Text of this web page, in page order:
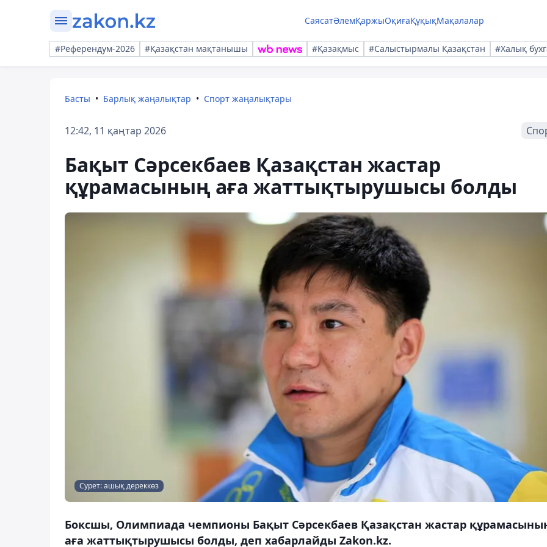
СаясатӘлемҚаржыОқиғаҚұқықМақалалар
#Референдум-2026 #Қазақстан мақтанышы #Қазақмыс #Салыстырмалы Қазақстан #Халық
Басты Барлық жаңалықтар Спорт жаңалықтары
12:42, 11 қаңтар 2026
Бақыт Сәрсекбаев Қазақстан жастар
құрамасының аға жаттықтырушысы болды
Сурет: ашық дереккөз
Боксшы, Олимпиада чемпионы Бақыт Сәрсекбаев Қазақстан жастар
аға жаттықтырушысы болды, деп хабарлайды Zakon.kz.